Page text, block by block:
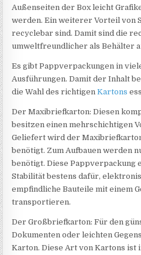
Außenseiten der Box leicht
werden. Ein weiterer Vorteil von
recyclebar sind. Damit sind die
umweltfreundlicher als Behälter
Es gibt Pappverpackungen in
Ausführungen. Damit der Inhalt
die Wahl des richtigenKartons
Der Maxibriefkarton: Diesen
besitzen einen mehrschichtigen
Geliefert wird der
benötigt. Zum Aufbauen werden
benötigt. Diese Pappverpackung
Stabilität bestens dafür,
empfindliche Bauteile mit einem
transportieren.
Der Großbriefkarton: Für den
Dokumenten oder leichten
Karton. Diese Art von Kartons ist